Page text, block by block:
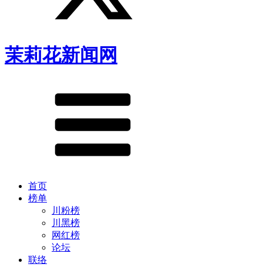
茉莉花新闻网
首页
榜单
川粉榜
川黑榜
网红榜
论坛
联络